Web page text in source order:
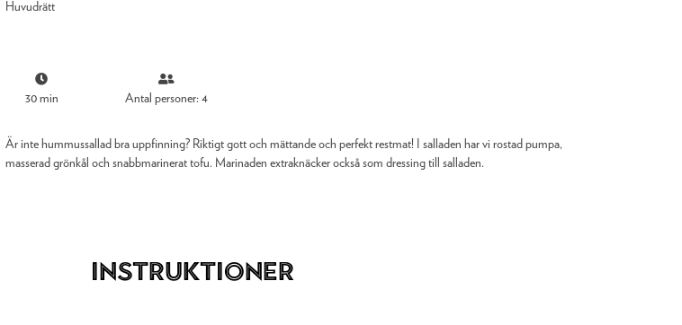
Huvudrätt
30 min Antal personer: 4
Är inte hummussallad bra uppfinning? Riktigt gott och mättande och perfekt restmat! I salladen har vi rostad pumpa,
masserad grönkål och snabbmarinerat tofu. Marinaden extraknäcker också som dressing till salladen.
Instruktioner